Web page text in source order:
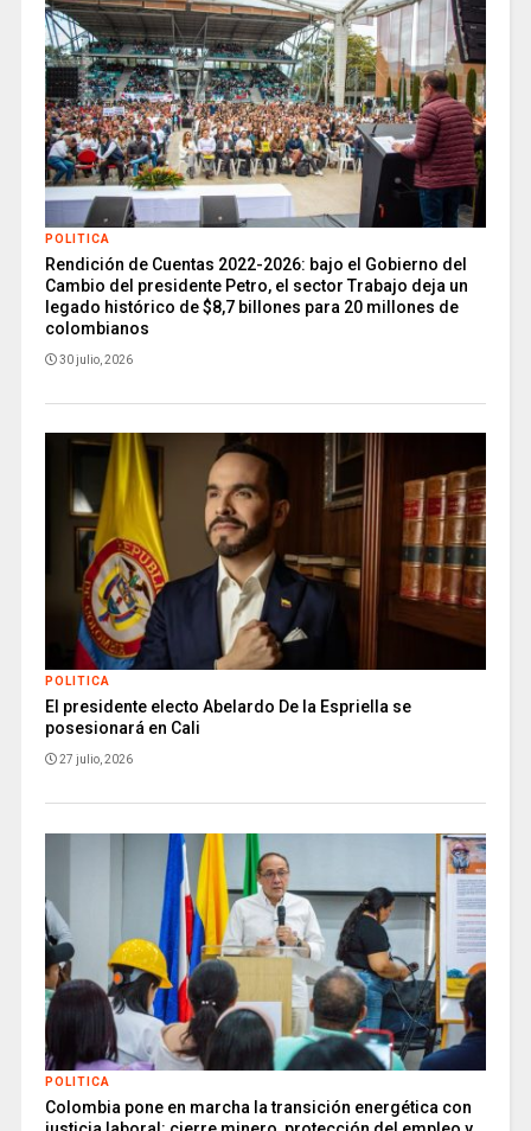
POLITICA
Rendición de Cuentas 2022-2026: bajo el Gobierno del
Cambio del presidente Petro, el sector Trabajo deja un
legado histórico de $8,7 billones para 20 millones de
colombianos
30 julio, 2026
POLITICA
El presidente electo Abelardo De la Espriella se
posesionará en Cali
27 julio, 2026
POLITICA
Colombia pone en marcha la transición energética con